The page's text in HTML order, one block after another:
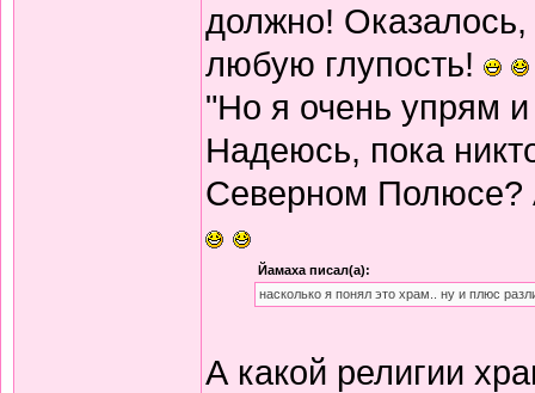
должно! Оказалось,
любую глупость!
"Но я очень упрям
Надеюсь, пока
Северном Полюсе?
Йамаха писал(а):
насколько я понял это храм.. ну и плюс
А какой религии